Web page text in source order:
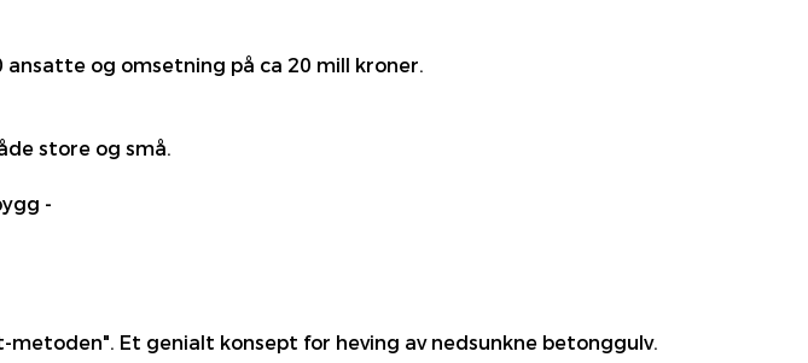
og omsetning på ca 20 mill kroner.
store og små.
-
Et genialt konsept for heving av nedsunkne betonggulv.